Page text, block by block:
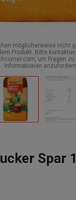
möglicherweise nicht
Produkt. Bitte
um Fragen
Informationen
Spar